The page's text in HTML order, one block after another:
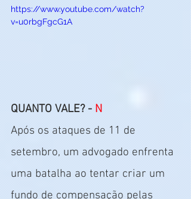
https://www.youtube.com/watch?
v=u0rbgFgcG1A
QUANTO VALE? - N
Após os ataques de 11 de
setembro, um advogado enfrenta
uma batalha ao tentar criar um
fundo de compensação pelas